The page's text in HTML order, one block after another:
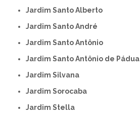
Jardim Santo Alberto
Jardim Santo André
Jardim Santo Antônio
Jardim Santo Antônio de Pádua
Jardim Silvana
Jardim Sorocaba
Jardim Stella